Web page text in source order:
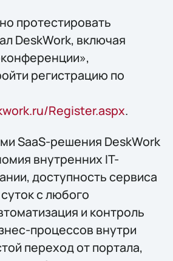
протестировать
DeskWork, включая
регистрацию по
Register.aspx.
SaaS-решения DeskWork
внутренних IT-
доступность сервиса
с любого
и контроль
процессов внутри
переход от портала,